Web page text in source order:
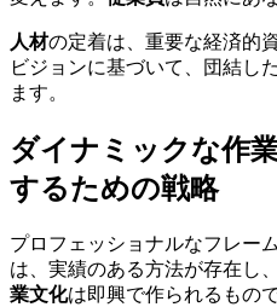
人材の定着は、重要な経済的
ビジョンに基づいて、団結し
ます。
ダイナミックな作
するための戦略
プロフェッショナルなフレー
は、実績のある方法が存在し
業文化は即興で作られるもの